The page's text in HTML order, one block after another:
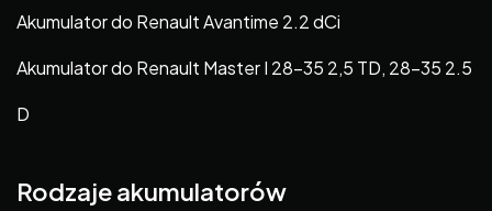
Akumulator do Renault Avantime 2.2 dCi
Akumulator do Renault Master I 28-35 2,5 TD, 28-35 2.5
D
Rodzaje akumulatorów